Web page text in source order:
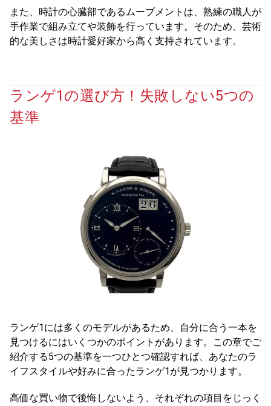
また、時計の心臓部であるムーブメントは、熟練の職人が
手作業で組み立てや装飾を行っています。そのため、芸術
的な美しさは時計愛好家から高く支持されています。
ランゲ1の選び方！失敗しない5つの
基準
ランゲ1には多くのモデルがあるため、自分に合う一本を
見つけるにはいくつかのポイントがあります。この章でご
紹介する5つの基準を一つひとつ確認すれば、あなたのラ
イフスタイルや好みに合ったランゲ1が見つかります。
高価な買い物で後悔しないよう、それぞれの項目をじっく